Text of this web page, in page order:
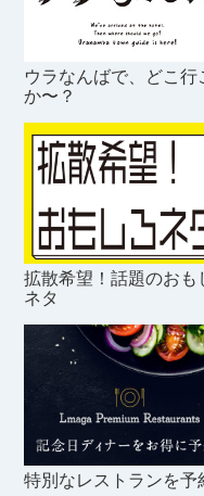
ウラなんばで、どこ行
か〜？
拡散希望！話題のおも
ネタ
特別なレストランを予